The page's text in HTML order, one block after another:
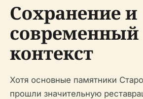
Сохранение и
современный
контекст
Хотя основные памятники
прошли значительную